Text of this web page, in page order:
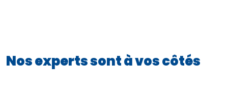
Nos experts sont à vos côtés